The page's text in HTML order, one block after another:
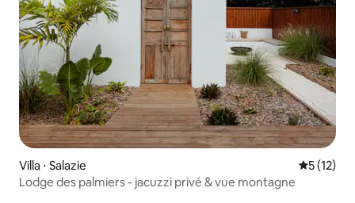
Villa ⋅ Salazie
5 (12)
Lodge des palmiers - jacuzzi privé & vue montagne